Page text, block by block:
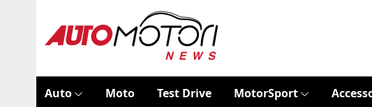
Auto Moto Test Drive MotorSport